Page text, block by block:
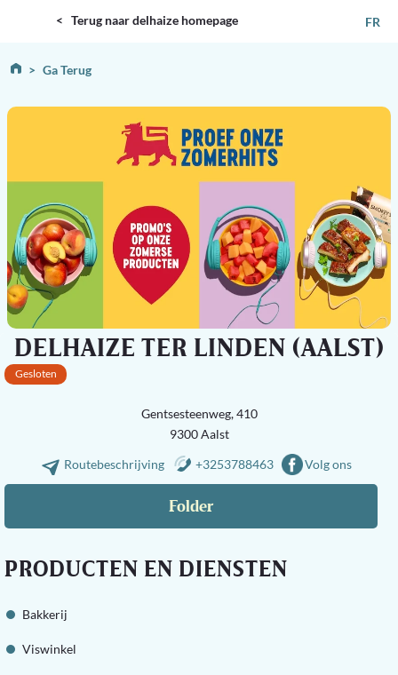
< Terug naar delhaize homepage FR
Ga Terug
DELHAIZE TER LINDEN (AALST)
Gesloten
Gentsesteenweg, 410
9300 Aalst
Routebeschrijving
+3253788463 Volg ons
Folder
PRODUCTEN EN DIENSTEN
Bakkerij
Viswinkel